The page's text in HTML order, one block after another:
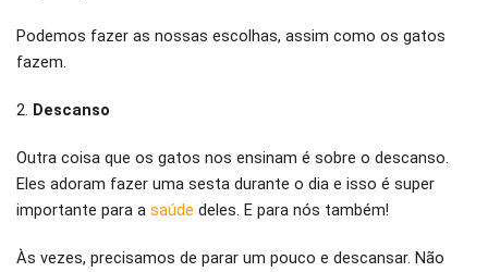
Podemos fazer as nossas escolhas, assim como os gatos
fazem.
2. Descanso
Outra coisa que os gatos nos ensinam é sobre o descanso.
Eles adoram fazer uma sesta durante o dia e isso é super
importante para a saúde deles. E para nós também!
Às vezes, precisamos de parar um pouco e descansar. Não